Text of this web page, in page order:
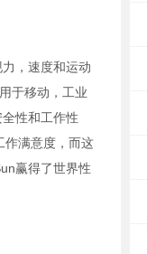
，速度和运动
于移动，工业
性和工作性
作满意度，而这
赢得了世界性